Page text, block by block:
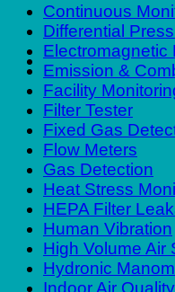
Continuous
Differential
Electromagnetic
Emission &
Facility
Filter Tester
Fixed Gas
Flow Meters
Gas Detection
Heat Stress
HEPA Filter
Human Vibration
High Volume Air
Hydronic
Indoor Air